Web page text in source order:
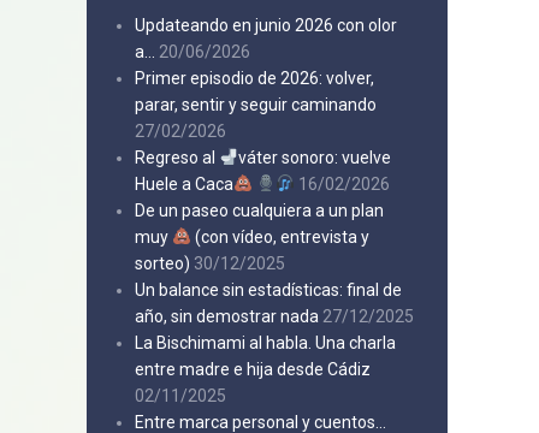
Updateando en junio 2026 con olor
a…
20/06/2026
Primer episodio de 2026: volver,
parar, sentir y seguir caminando
27/02/2026
Regreso al
váter sonoro: vuelve
Huele a Caca
16/02/2026
De un paseo cualquiera a un plan
muy
(con vídeo, entrevista y
sorteo) 30/12/2025
Un balance sin estadísticas: final de
año, sin demostrar nada 27/12/2025
La Bischimami al habla. Una charla
entre madre e hija desde Cádiz
02/11/2025
Entre marca personal y cuentos…